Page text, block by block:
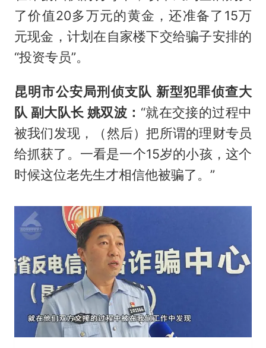
了价值20多万元的黄金，还准备了15万
元现金，计划在自家楼下交给骗子安排的
“投资专员”。
昆明市公安局刑侦支队 新型犯罪侦查大
队 副大队长 姚双波： “就在交接的过程中
被我们发现，（然后）把所谓的理财专员
给抓获了。一看是一个15岁的小孩，这个
时候这位老先生才相信他被骗了。”